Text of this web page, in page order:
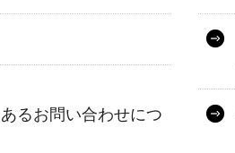
るお問い合わせにつ